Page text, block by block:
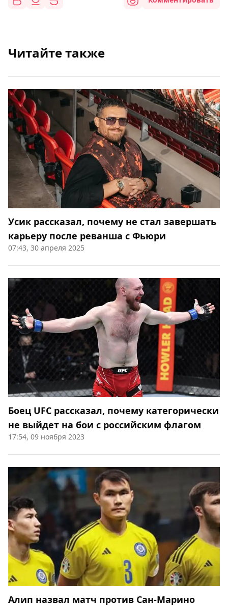
Читайте также
Усик рассказал, почему не стал завершать
карьеру после реванша с Фьюри
07:43, 30 апреля 2025
Боец UFC рассказал, почему категорически
не выйдет на бои с российским флагом
17:54, 09 ноября 2023
Алип назвал матч против Сан-Марино